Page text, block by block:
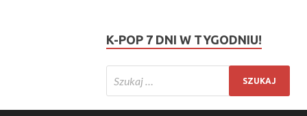
K-POP 7 DNI W TYGODNIU!